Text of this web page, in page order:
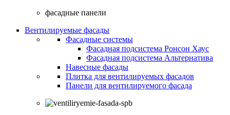
фасадные панели
Вентилируемые фасады
Фасадные системы
Фасадная подсистема Ронсон Хаус
Фасадная подсистема Альтернатива
Навесные фасады
Плитка для вентилируемых фасадов
Панели для вентилируемого фасада